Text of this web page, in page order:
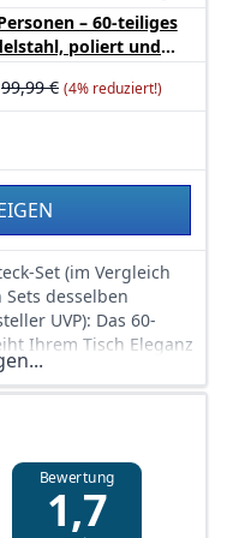
auf dem
Bestecken einheitlich
– 60-teiliges
poliert und
Wellenschliff,
Design
99,99 € (4% reduziert!)
Set (im Vergleich
desselben
UVP): Das 60-
Ihrem Tisch Eleganz
je 12
Optik und
perfekt in der
ein neues Niveau
Bewertung
1,7